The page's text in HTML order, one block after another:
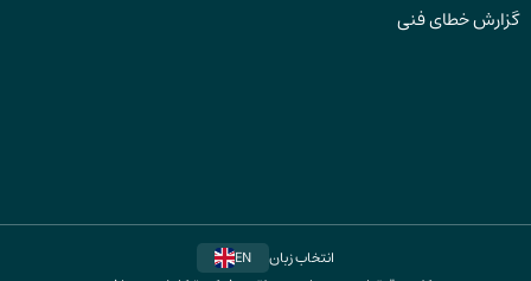
گزارش خطای فنی
انتخاب زبان
EN